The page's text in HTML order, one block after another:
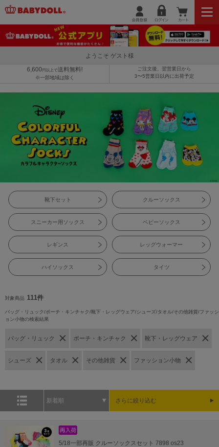
ようこそ ゲスト様
6,600 円以上で送料無料!
※一部地域は除く
ご注文後、翌営業日から
3〜5営業日以内に出荷予定
靴下セット クルーソックス
スニーカー用ソックス ベビーソックス
レギンス レッグウォーマー
ハイソックス タイツ
対象商品 111件
バッグ・リュック/ポーチ・キンチャク/靴下・レッグウェア/シューズ/タオル/その他雑貨/ファッシ
ョン小物の検索結果
バッグ・リュック ポーチ・キンチャク 靴下・レッグウェア
シューズ タオル その他雑貨 ファッション小物
新着順 さらに絞り込む
5/18一部再販 クルーソックスセット 7898 os23